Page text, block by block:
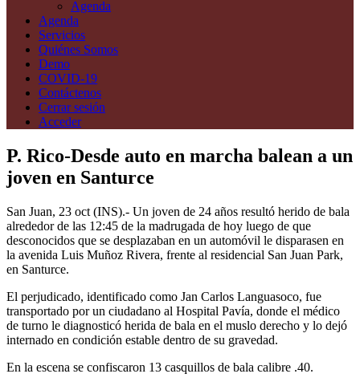
Agenda
Agenda
Servicios
Quiénes Somos
Demo
COVID-19
Contáctenos
Cerrar sesión
Acceder
P. Rico-Desde auto en marcha balean a un
joven en Santurce
San Juan, 23 oct (INS).- Un joven de 24 años resultó herido de bala
alrededor de las 12:45 de la madrugada de hoy luego de que
desconocidos que se desplazaban en un automóvil le disparasen en
la avenida Luis Muñoz Rivera, frente al residencial San Juan Park,
en Santurce.
El perjudicado, identificado como Jan Carlos Languasoco, fue
transportado por un ciudadano al Hospital Pavía, donde el médico
de turno le diagnosticó herida de bala en el muslo derecho y lo dejó
internado en condición estable dentro de su gravedad.
En la escena se confiscaron 13 casquillos de bala calibre .40.